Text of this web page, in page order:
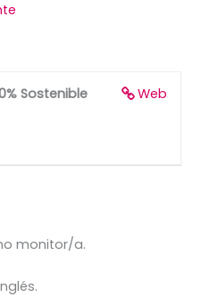
Web
Sostenible
monitor/a.